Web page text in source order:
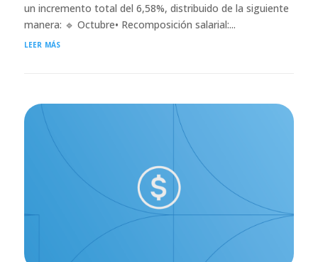
un incremento total del 6,58%, distribuido de la siguiente
manera: 🔹 Octubre• Recomposición salarial:...
leer más